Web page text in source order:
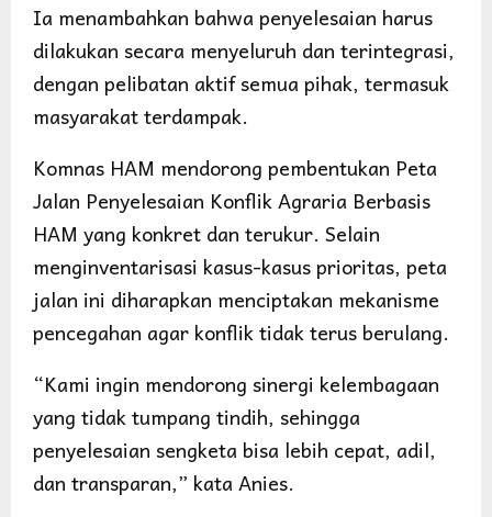
Ia menambahkan bahwa penyelesaian harus
dilakukan secara menyeluruh dan terintegrasi,
dengan pelibatan aktif semua pihak, termasuk
masyarakat terdampak.
Komnas HAM mendorong pembentukan Peta
Jalan Penyelesaian Konflik Agraria Berbasis
HAM yang konkret dan terukur. Selain
menginventarisasi kasus-kasus prioritas, peta
jalan ini diharapkan menciptakan mekanisme
pencegahan agar konflik tidak terus berulang.
“Kami ingin mendorong sinergi kelembagaan
yang tidak tumpang tindih, sehingga
penyelesaian sengketa bisa lebih cepat, adil,
dan transparan,” kata Anies.